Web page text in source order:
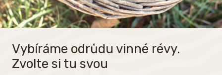
Vybíráme odrůdu vinné révy.
Zvolte si tu svou